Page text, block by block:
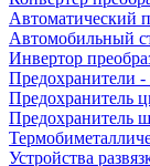
Автоматический
Автомобильный
Инвертор
Предохранители -
Предохранитель
Предохранитель
Устройства